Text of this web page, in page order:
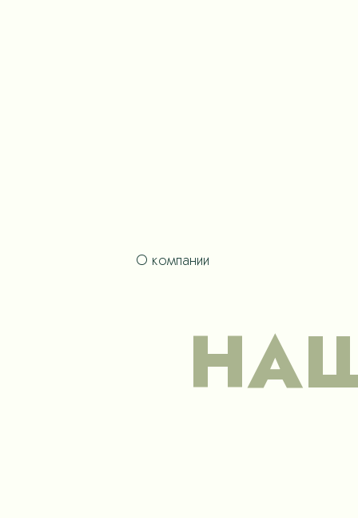
О компании